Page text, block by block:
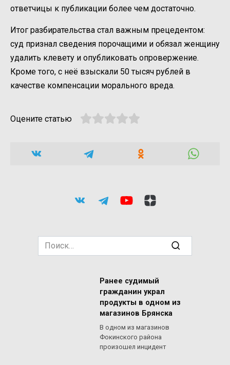
ответчицы к публикации более чем достаточно.
Итог разбирательства стал важным прецедентом:
суд признал сведения порочащими и обязал женщину
удалить клевету и опубликовать опровержение.
Кроме того, с неё взыскали 50 тысяч рублей в
качестве компенсации морального вреда.
Оцените статью
Search
for:
Ранее судимый
гражданин украл
продукты в одном из
магазинов Брянска
В одном из магазинов
Фокинского района
произошел инцидент